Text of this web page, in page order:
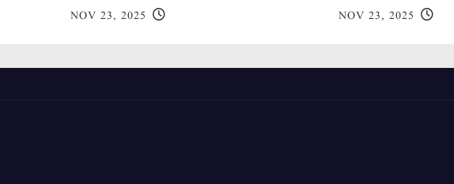
NOV 23, 2025
NOV 23, 2025